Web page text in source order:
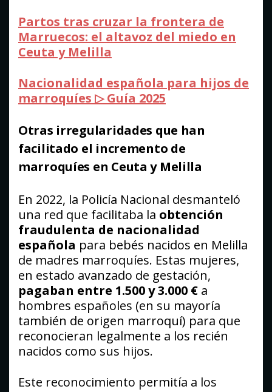
Partos tras cruzar la frontera de
Marruecos: el altavoz del miedo en
Ceuta y Melilla
Nacionalidad española para hijos de
marroquíes ▷ Guía 2025
Otras irregularidades que han
facilitado el incremento de
marroquíes en Ceuta y Melilla
En 2022, la Policía Nacional desmanteló
una red que facilitaba la obtención
fraudulenta de nacionalidad
española para bebés nacidos en Melilla
de madres marroquíes. Estas mujeres,
en estado avanzado de gestación,
pagaban entre 1.500 y 3.000 € a
hombres españoles (en su mayoría
también de origen marroquí) para que
reconocieran legalmente a los recién
nacidos como sus hijos.
Este reconocimiento permitía a los